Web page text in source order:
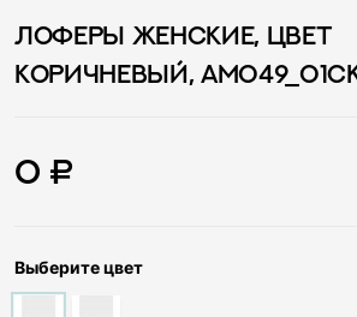
ЛОФЕРЫ ЖЕНСКИЕ, ЦВЕТ
КОРИЧНЕВЫЙ,
0 ₽
Выберите цвет